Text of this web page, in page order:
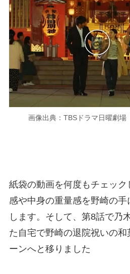
画像出典：TBSドラマ日曜劇場
紙袋の動画を何度もチェッ
感や中身の重量感を野崎の手
します。そして、第8話で乃
た自宅で野崎の退院祝いの
ーンへと移りました